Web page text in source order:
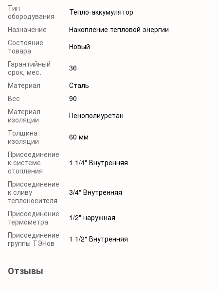
Тип
обородувания
Тепло-аккумулятор
Назначение
Накопление тепловой энергии
Состояние
товара
Новый
Гарантийный
срок, мес.
36
Материал
Сталь
Вес
90
Материал
изоляции
Пенополиуретан
Толщина
изоляции
60 мм
Присоединение
к системе
отопления
1 1/4" Внутренняя
Присоединение
к сливу
теплоносителя
3/4" Внутренняя
Присоединение
термометра
1/2" наружная
Присоединение
группы ТЭНов
1 1/2" Внутренняя
Отзывы